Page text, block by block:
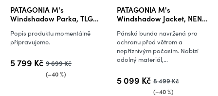
PATAGONIA M's
Windshadow Parka, TLGR
5 799 Kč 9 699 Kč
(–40 %)
Popis produktu momentálně
připravujeme.
PATAGONIA M's
Windshadow Jacket, NENA
5 099 Kč 8 499 Kč
(–40 %)
Pánská bunda navržená pro
ochranu před větrem a
nepříznivým počasím. Nabízí
odolný materiál,...